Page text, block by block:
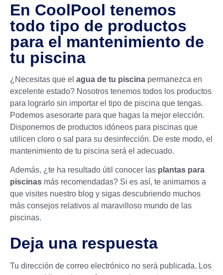
En CoolPool tenemos
todo tipo de productos
para el mantenimiento de
tu piscina
¿Necesitas que el agua de tu piscina permanezca en
excelente estado? Nosotros tenemos todos los productos
para lograrlo sin importar el tipo de piscina que tengas.
Podemos asesorarte para que hagas la mejor elección.
Disponemos de productos idóneos para piscinas que
utilicen cloro o sal para su desinfección. De este modo, el
mantenimiento de tu piscina será el adecuado.
Además, ¿te ha resultado útil conocer las plantas para
piscinas más recomendadas? Si es así, te animamos a
que visites nuestro blog y sigas descubriendo muchos
más consejos relativos al maravilloso mundo de las
piscinas.
Deja una respuesta
Tu dirección de correo electrónico no será publicada. Los